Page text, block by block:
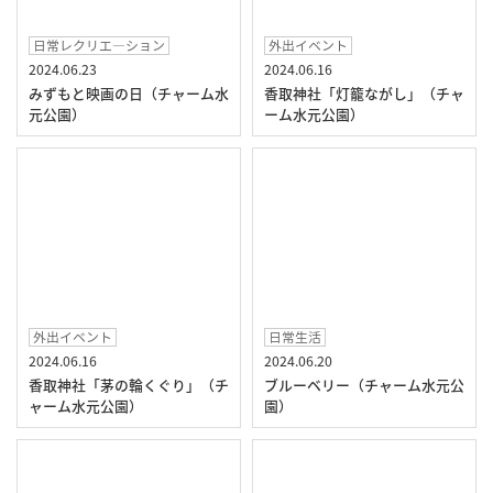
日常レクリエ―ション
2024.06.23
みずもと映画の日（チャーム水
元公園）
外出イベント
2024.06.16
香取神社「灯籠ながし」（チャ
ーム水元公園）
外出イベント
2024.06.16
香取神社「茅の輪くぐり」（チ
ャーム水元公園）
日常生活
2024.06.20
ブルーベリー（チャーム水元公
園）